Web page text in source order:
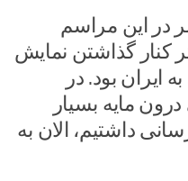
در این مراسم
کنار گذاشتن نمایش
ایران بود. در
مایه بسیار
داشتیم، الان به